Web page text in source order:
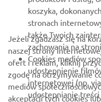
Bądź na bieżąco z
wydarzeniach specjalnych,
koszyka,
stronach
także Twoich
zachowania na
Cookies mediów
udostepnienie
internetowej (np.
udostepnianie
Jeżeli zgadzasz się na
naszej strony
ofert i reklam, kliknij
zgodę na otrzymywanie
mediów
akceptacji tych cookies